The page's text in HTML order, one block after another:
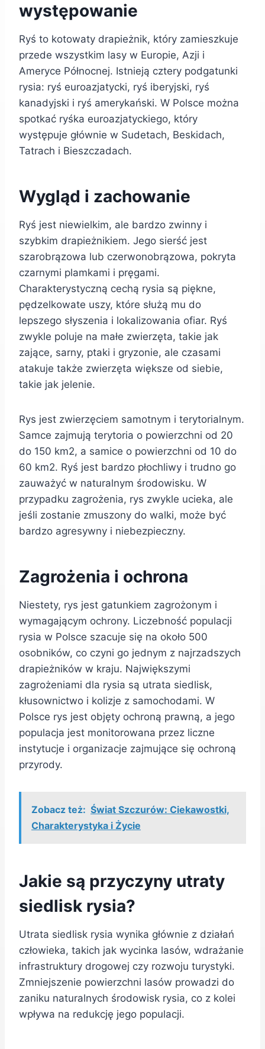
występowanie
Ryś to kotowaty drapieżnik, który zamieszkuje
przede wszystkim lasy w Europie, Azji i
Ameryce Północnej. Istnieją cztery podgatunki
rysia: ryś euroazjatycki, ryś iberyjski, ryś
kanadyjski i ryś amerykański. W Polsce można
spotkać ryśka euroazjatyckiego, który
występuje głównie w Sudetach, Beskidach,
Tatrach i Bieszczadach.
Wygląd i zachowanie
Ryś jest niewielkim, ale bardzo zwinny i
szybkim drapieżnikiem. Jego sierść jest
szarobrązowa lub czerwonobrązowa, pokryta
czarnymi plamkami i pręgami.
Charakterystyczną cechą rysia są piękne,
pędzelkowate uszy, które służą mu do
lepszego słyszenia i lokalizowania ofiar. Ryś
zwykle poluje na małe zwierzęta, takie jak
zające, sarny, ptaki i gryzonie, ale czasami
atakuje także zwierzęta większe od siebie,
takie jak jelenie.
Rys jest zwierzęciem samotnym i terytorialnym.
Samce zajmują terytoria o powierzchni od 20
do 150 km2, a samice o powierzchni od 10 do
60 km2. Ryś jest bardzo płochliwy i trudno go
zauważyć w naturalnym środowisku. W
przypadku zagrożenia, rys zwykle ucieka, ale
jeśli zostanie zmuszony do walki, może być
bardzo agresywny i niebezpieczny.
Zagrożenia i ochrona
Niestety, rys jest gatunkiem zagrożonym i
wymagającym ochrony. Liczebność populacji
rysia w Polsce szacuje się na około 500
osobników, co czyni go jednym z najrzadszych
drapieżników w kraju. Największymi
zagrożeniami dla rysia są utrata siedlisk,
kłusownictwo i kolizje z samochodami. W
Polsce rys jest objęty ochroną prawną, a jego
populacja jest monitorowana przez liczne
instytucje i organizacje zajmujące się ochroną
przyrody.
Zobacz też: Świat Szczurów: Ciekawostki,
Charakterystyka i Życie
Jakie są przyczyny utraty
siedlisk rysia?
Utrata siedlisk rysia wynika głównie z działań
człowieka, takich jak wycinka lasów, wdrażanie
infrastruktury drogowej czy rozwoju turystyki.
Zmniejszenie powierzchni lasów prowadzi do
zaniku naturalnych środowisk rysia, co z kolei
wpływa na redukcję jego populacji.